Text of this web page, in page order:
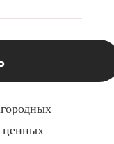
ценных